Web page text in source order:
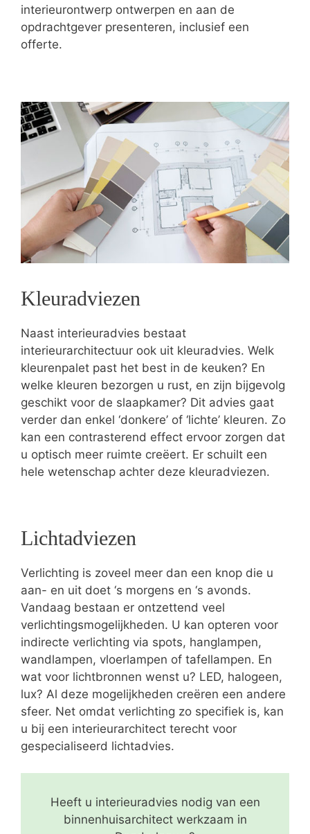
interieurontwerp ontwerpen en aan de
opdrachtgever presenteren, inclusief een
offerte.
Kleuradviezen
Naast interieuradvies bestaat
interieurarchitectuur ook uit kleuradvies. Welk
kleurenpalet past het best in de keuken? En
welke kleuren bezorgen u rust, en zijn bijgevolg
geschikt voor de slaapkamer? Dit advies gaat
verder dan enkel ‘donkere’ of ‘lichte’ kleuren. Zo
kan een contrasterend effect ervoor zorgen dat
u optisch meer ruimte creëert. Er schuilt een
hele wetenschap achter deze kleuradviezen.
Lichtadviezen
Verlichting is zoveel meer dan een knop die u
aan- en uit doet ‘s morgens en ‘s avonds.
Vandaag bestaan er ontzettend veel
verlichtingsmogelijkheden. U kan opteren voor
indirecte verlichting via spots, hanglampen,
wandlampen, vloerlampen of tafellampen. En
wat voor lichtbronnen wenst u? LED, halogeen,
lux? Al deze mogelijkheden creëren een andere
sfeer. Net omdat verlichting zo specifiek is, kan
u bij een interieurarchitect terecht voor
gespecialiseerd lichtadvies.
Heeft u interieuradvies nodig van een
binnenhuisarchitect werkzaam in